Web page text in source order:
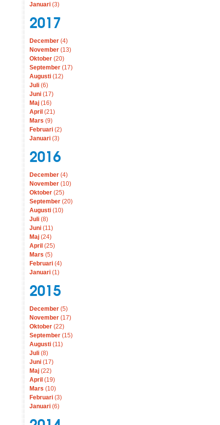
Januari (3)
2017
December (4)
November (13)
Oktober (20)
September (17)
Augusti (12)
Juli (6)
Juni (17)
Maj (16)
April (21)
Mars (9)
Februari (2)
Januari (3)
2016
December (4)
November (10)
Oktober (25)
September (20)
Augusti (10)
Juli (8)
Juni (11)
Maj (24)
April (25)
Mars (5)
Februari (4)
Januari (1)
2015
December (5)
November (17)
Oktober (22)
September (15)
Augusti (11)
Juli (8)
Juni (17)
Maj (22)
April (19)
Mars (10)
Februari (3)
Januari (6)